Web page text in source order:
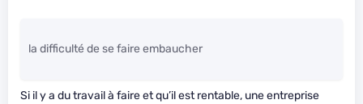
la difficulté de se faire embaucher
Si il y a du travail à faire et qu’il est rentable, une entreprise